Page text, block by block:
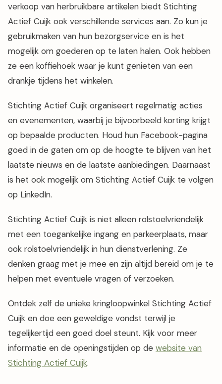
verkoop van herbruikbare artikelen biedt Stichting
Actief Cuijk ook verschillende services aan. Zo kun je
gebruikmaken van hun bezorgservice en is het
mogelijk om goederen op te laten halen. Ook hebben
ze een koffiehoek waar je kunt genieten van een
drankje tijdens het winkelen.
Stichting Actief Cuijk organiseert regelmatig acties
en evenementen, waarbij je bijvoorbeeld korting krijgt
op bepaalde producten. Houd hun Facebook-pagina
goed in de gaten om op de hoogte te blijven van het
laatste nieuws en de laatste aanbiedingen. Daarnaast
is het ook mogelijk om Stichting Actief Cuijk te volgen
op LinkedIn.
Stichting Actief Cuijk is niet alleen rolstoelvriendelijk
met een toegankelijke ingang en parkeerplaats, maar
ook rolstoelvriendelijk in hun dienstverlening. Ze
denken graag met je mee en zijn altijd bereid om je te
helpen met eventuele vragen of verzoeken.
Ontdek zelf de unieke kringloopwinkel Stichting Actief
Cuijk en doe een geweldige vondst terwijl je
tegelijkertijd een goed doel steunt. Kijk voor meer
informatie en de openingstijden op de website van
Stichting Actief Cuijk.